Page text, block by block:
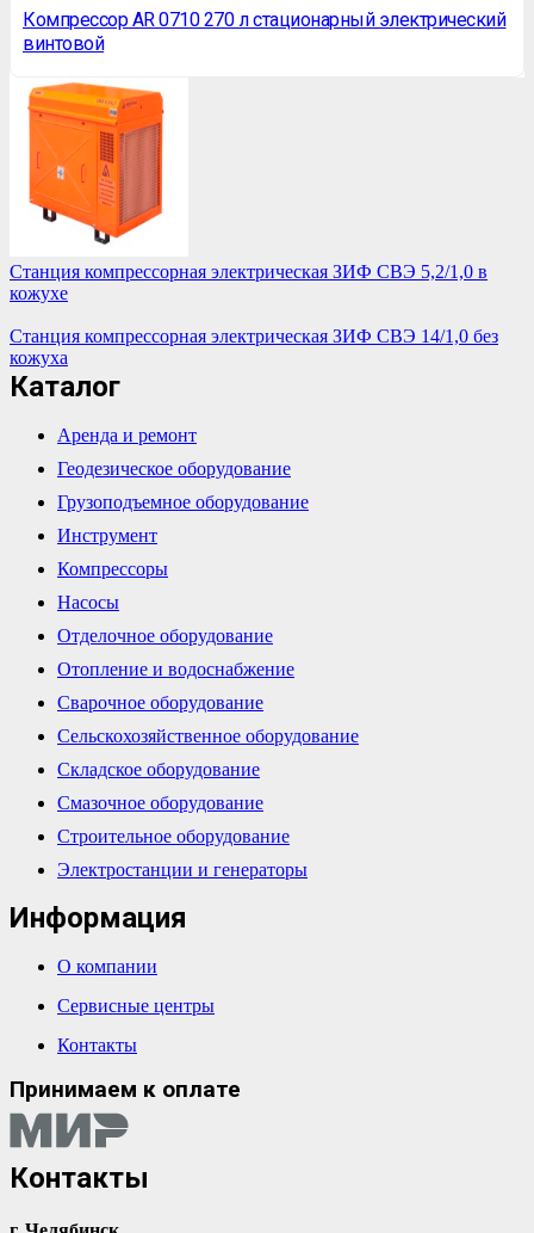
Компрессор АR 0710 270 л стационарный электрический
винтовой
Станция компрессорная электрическая ЗИФ СВЭ 5,2/1,0 в
кожухе
Станция компрессорная электрическая ЗИФ СВЭ 14/1,0 без
кожуха
Каталог
Аренда и ремонт
Геодезическое оборудование
Грузоподъемное оборудование
Инструмент
Компрессоры
Насосы
Отделочное оборудование
Отопление и водоснабжение
Сварочное оборудование
Сельскохозяйственное оборудование
Складское оборудование
Смазочное оборудование
Строительное оборудование
Электростанции и генераторы
Информация
О компании
Сервисные центры
Контакты
Принимаем к оплате
Контакты